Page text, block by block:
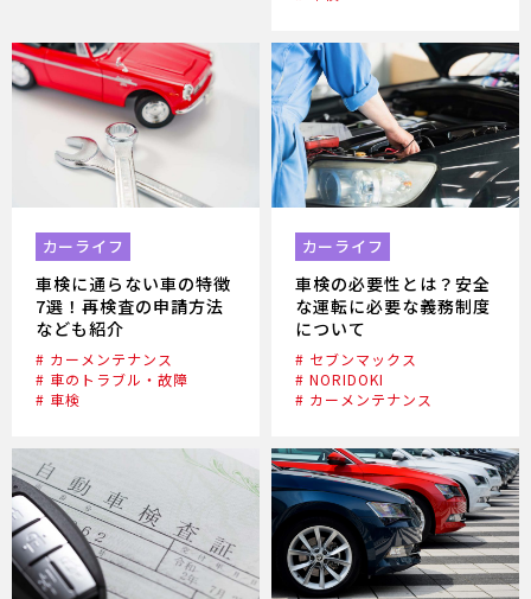
カーライフ
車検に通らない車の特徴
7選！再検査の申請方法
なども紹介
# カーメンテナンス
# 車のトラブル・故障
# 車検
カーライフ
車検の必要性とは？安全
な運転に必要な義務制度
について
# セブンマックス
# NORIDOKI
# カーメンテナンス